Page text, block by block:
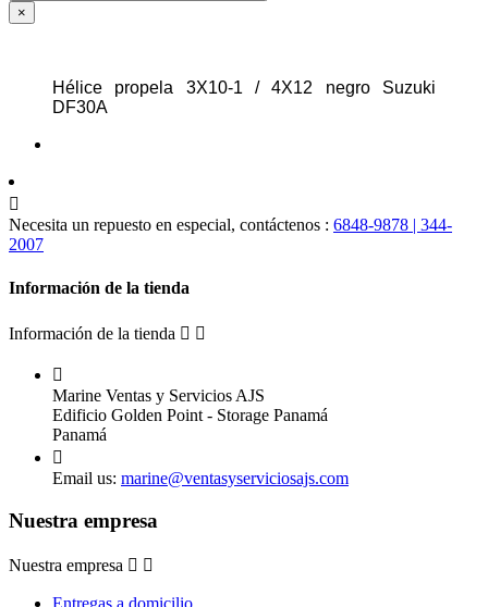
×
Hélice propela 3X10-1 / 4X12 negro Suzuki
DF30A

Necesita un repuesto en especial, contáctenos : 6848-9878 | 344-
2007
Información de la tienda
Información de la tienda  

Marine Ventas y Servicios AJS
Edificio Golden Point - Storage Panamá
Panamá

Email us: marine@ventasyserviciosajs.com
Nuestra empresa
Nuestra empresa  